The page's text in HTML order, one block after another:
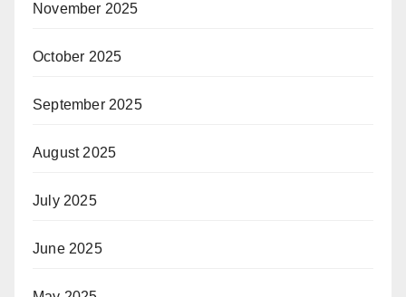
November 2025
October 2025
September 2025
August 2025
July 2025
June 2025